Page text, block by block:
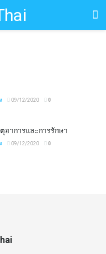
09/12/2020 0
อาการและการรักษา
09/12/2020 0